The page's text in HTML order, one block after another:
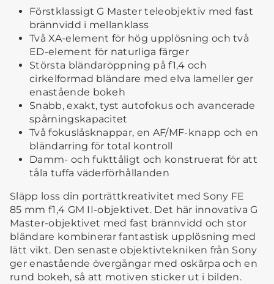
Förstklassigt G Master teleobjektiv med fast
brännvidd i mellanklass
Två XA-element för hög upplösning och två
ED-element för naturliga färger
Största bländaröppning på f1,4 och
cirkelformad bländare med elva lameller ger
enastående bokeh
Snabb, exakt, tyst autofokus och avancerade
spårningskapacitet
Två fokuslåsknappar, en AF/MF-knapp och en
bländarring för total kontroll
Damm- och fukttåligt och konstruerat för att
tåla tuffa väderförhållanden
Släpp loss din porträttkreativitet med Sony FE
85 mm f1,4 GM II-objektivet. Det här innovativa G
Master-objektivet med fast brännvidd och stor
bländare kombinerar fantastisk upplösning med
lätt vikt. Den senaste objektivtekniken från Sony
ger enastående övergångar med oskärpa och en
rund bokeh, så att motiven sticker ut i bilden.